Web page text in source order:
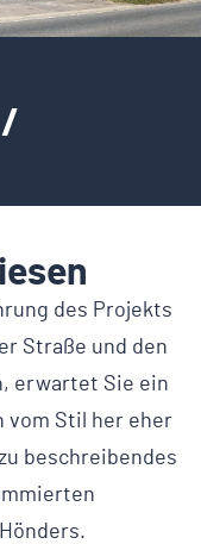
des Projekts
Straße und den
erwartet Sie ein
vom Stil her eher
beschreibendes